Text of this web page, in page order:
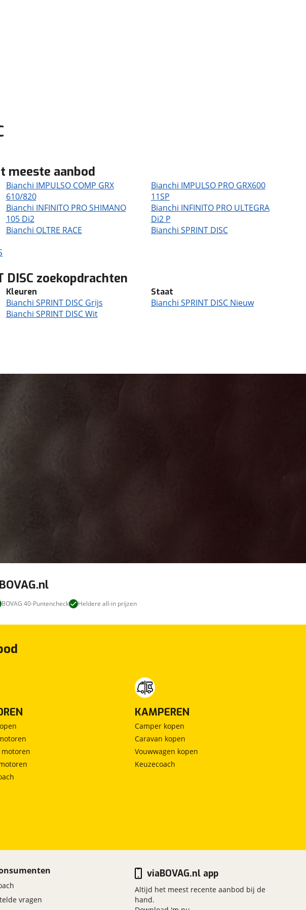
meeste aanbod
Bianchi IMPULSO COMP GRX
610/820
Bianchi IMPULSO PRO GRX600
11SP
Bianchi INFINITO PRO SHIMANO
105 Di2
Bianchi INFINITO PRO ULTEGRA
Di2 P
Bianchi OLTRE RACE
Bianchi SPRINT DISC
DISC zoekopdrachten
Kleuren
Bianchi SPRINT DISC Grijs
Bianchi SPRINT DISC Wit
Staat
Bianchi SPRINT DISC Nieuw
BOVAG 40-Puntencheck Heldere all-in prijzen
motoren
KAMPEREN
Camper kopen
Caravan kopen
Vouwwagen kopen
Keuzecoach
vragen
viaBOVAG.nl app
Altijd het meest recente aanbod bij de
hand.